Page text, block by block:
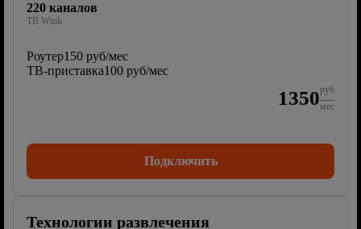
220 каналов
ТВ Wink
Роутер150 руб/мес
ТВ-приставка100 руб/мес
1350руб
мес
Подключить
Технологии развлечения